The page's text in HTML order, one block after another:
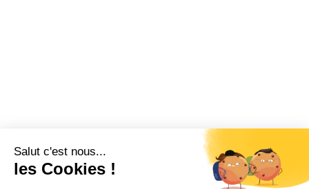
Salut c'est nous...
les Cookies !